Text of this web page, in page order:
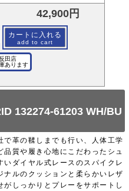
革の鞣しまでも行い、人体工学
質や履き心地にこだわったシュ
ダイヤル式レースのスパイクレ
ナルのクッションと柔らかいレザ
しっかりとプレーをサポートし
132274-61203 WH/BU
42,900円
カートに入れる
add to cart
田店
あります